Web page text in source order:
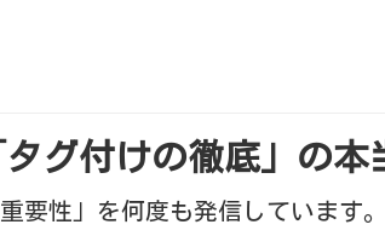
グ付けの徹底」の本
要性」を何度も発信しています